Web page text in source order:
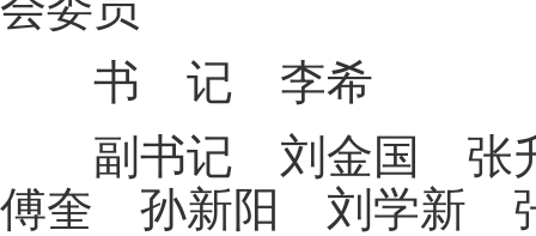
书 记 李希
副书记 刘金国 张
傅奎 孙新阳 刘学新